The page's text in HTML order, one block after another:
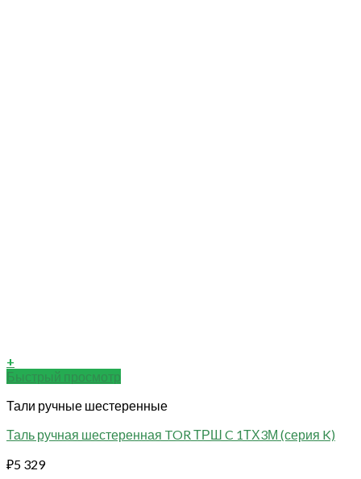
+
Быстрый просмотр
Тали ручные шестеренные
Таль ручная шестеренная TOR ТРШ C 1ТХ3М (серия K)
₽5 329